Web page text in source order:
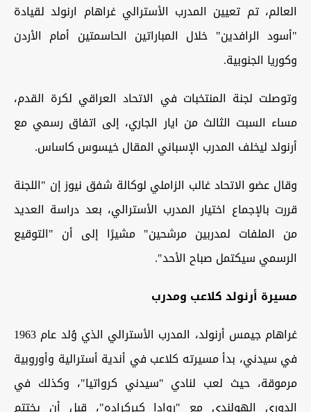
العالم، تم تعيين المدرب الأسترالي غراهام ارنولد لقيادة
"أسود الرافدين" خلال المباراتين الحاسمتين أمام الأردن
وكوريا الجنوبية.
وتوصلت لجنة المنتخبات في الاتحاد العراقي لكرة القدم،
مساء السبت الثالث من ايار الجاري، إلى اتفاق رسمي مع
أرنولد ليخلف المدرب الإسباني المقال خيسوس كاساس.
وقال عضو الاتحاد غالب الزاملي لوكالة شفق نيوز إن "اللجنة
قررت بالإجماع اختيار المدرب الأسترالي، بعد دراسة العديد
من الملفات لمدربين مرشحين" مشيرًا إلى أن "التوقيع
الرسمي سيكتمل صباح الأحد".
مسيرة أرنولد كلاعب ومدرب
غراهام جيمس أرنولد، المدرب الأسترالي الذي وُلد عام 1963
في سيدني، بدأ مسيرته كلاعب في أندية أسترالية وأوروبية
مرموقة، حيث لعب لنادي "سيدني كرواتيا"، وكذلك في